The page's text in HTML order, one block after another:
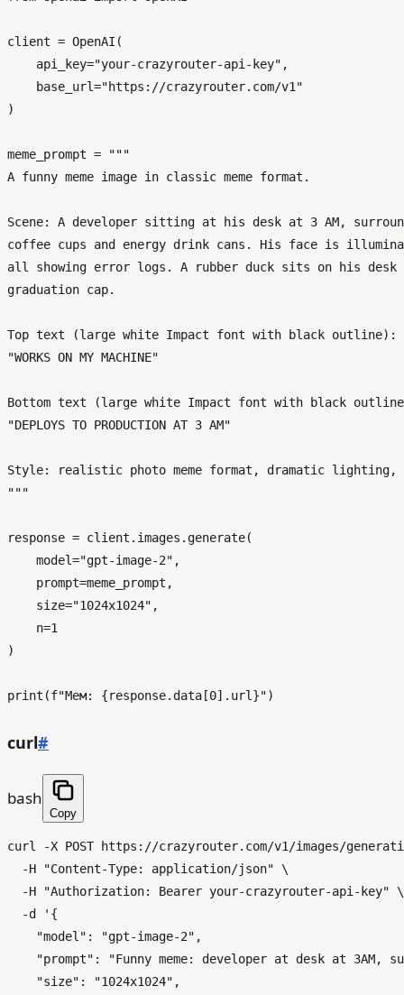
client = OpenAI(
    api_key=
"your-crazyrouter-api-key" ,
    base_url=
"https://crazyrouter.com/v1"
)
meme_prompt =
"""
A funny meme image in classic meme format.
Scene: A developer sitting at his desk at 3 AM,
coffee cups and energy drink cans. His face is
all showing error logs. A rubber duck sits on his
graduation cap.
Top text (large white Impact font with black outline):
"WORKS ON MY MACHINE"
Bottom text (large white Impact font with black
"DEPLOYS TO PRODUCTION AT 3 AM"
Style: realistic photo meme format, dramatic lighting,
"""
response = client.images.generate(
    model=
"gpt-image-2" ,
    prompt=meme_prompt,
    size=
"1024x1024" ,
    n=
1
)
print (f"Мем: {response.data[0].url}"
curl#
bash
Copy
curl -X POST https://crazyrouter.com/v1/images/
  -H
"Content-Type: application/json" \
  -H
"Authorization: Bearer your-crazyrouter-api-key" \
  -d
'{
    "model": "gpt-image-2",
"prompt": "Funny meme: developer at desk at 3AM,
    "size": "1024x1024",